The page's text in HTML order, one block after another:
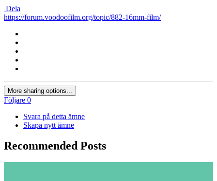
Dela
https://forum.voodoofilm.org/topic/882-16mm-film/
More sharing options...
Följare 0
Svara på detta ämne
Skapa nytt ämne
Recommended Posts